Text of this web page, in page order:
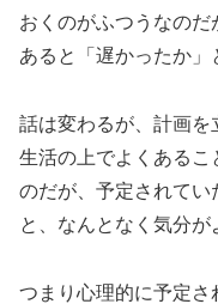
おくのがふつうなの
あると「遅かったか」
話は変わるが、計画を
生活の上でよくあるこ
のだが、予定されてい
と、なんとなく気分が
つまり心理的に予定